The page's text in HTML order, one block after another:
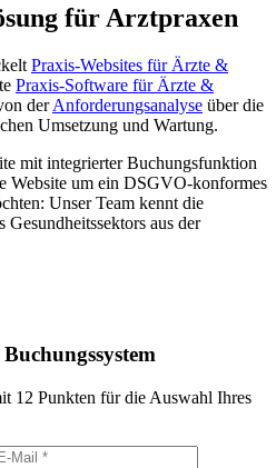
für Arztpraxen
Praxis-Websites für Ärzte &
Praxis-Software für Ärzte &
derAnforderungsanalyse über die
Umsetzung und Wartung.
mit integrierter Buchungsfunktion
Website um ein DSGVO-konformes
Unser Team kennt die
Gesundheitssektors aus der
12 Punkten für die Auswahl Ihres